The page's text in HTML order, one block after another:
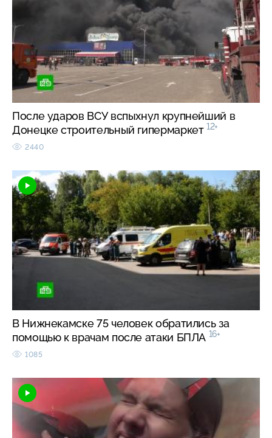
После ударов ВСУ вспыхнул крупнейший в
Донецке строительный гипермаркет 12+
2440
В Нижнекамске 75 человек обратились за
помощью к врачам после атаки БПЛА 16+
1085